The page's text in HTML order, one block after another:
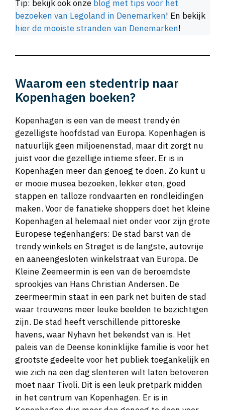
Tip: bekijk ook onze blog met tips voor het
bezoeken van Legoland in Denemarken! En bekijk
hier de mooiste stranden van Denemarken!
Waarom een stedentrip naar
Kopenhagen boeken?
Kopenhagen is een van de meest trendy én
gezelligste hoofdstad van Europa. Kopenhagen is
natuurlijk geen miljoenenstad, maar dit zorgt nu
juist voor die gezellige intieme sfeer. Er is in
Kopenhagen meer dan genoeg te doen. Zo kunt u
er mooie musea bezoeken, lekker eten, goed
stappen en talloze rondvaarten en rondleidingen
maken. Voor de fanatieke shoppers doet het kleine
Kopenhagen al helemaal niet onder voor zijn grote
Europese tegenhangers: De stad barst van de
trendy winkels en Strøget is de langste, autovrije
en aaneengesloten winkelstraat van Europa. De
Kleine Zeemeermin is een van de beroemdste
sprookjes van Hans Christian Andersen. De
zeermeermin staat in een park net buiten de stad
waar trouwens meer leuke beelden te bezichtigen
zijn. De stad heeft verschillende pittoreske
havens, waar Nyhavn het bekendst van is. Het
paleis van de Deense koninklijke familie is voor het
grootste gedeelte voor het publiek toegankelijk en
wie zich na een dag slenteren wilt laten betoveren
moet naar Tivoli. Dit is een leuk pretpark midden
in het centrum van Kopenhagen. Er is in